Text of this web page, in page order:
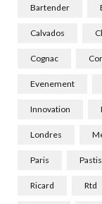
Bartender
Calvados
Cognac
Evenement
Innovation
Londres
Paris Pastis
Ricard Rtd